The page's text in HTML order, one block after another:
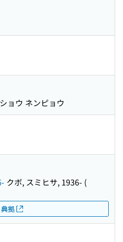
ョウ ネンピョウ
クボ, スミヒサ, 1936- (
典拠